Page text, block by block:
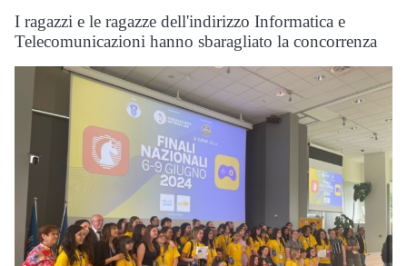
I ragazzi e le ragazze dell'indirizzo Informatica e
Telecomunicazioni hanno sbaragliato la concorrenza